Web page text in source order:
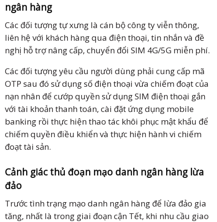
ngân hàng
Các đối tượng tự xưng là cán bộ công ty viễn thông,
liên hệ với khách hàng qua điện thoại, tin nhắn và đề
nghị hỗ trợ nâng cấp, chuyển đổi SIM 4G/5G miễn phí.
Các đối tượng yêu cầu người dùng phải cung cấp mã
OTP sau đó sử dụng số điện thoại vừa chiếm đoạt của
nạn nhân để cướp quyền sử dụng SIM điện thoại gắn
với tài khoản thanh toán, cài đặt ứng dụng mobile
banking rồi thực hiện thao tác khôi phục mật khẩu để
chiếm quyền điều khiển và thực hiện hành vi chiếm
đoạt tài sản.
Cảnh giác thủ đoạn mạo danh ngân hàng lừa
đảo
Trước tình trạng mạo danh ngân hàng để lừa đảo gia
tăng, nhất là trong giai đoạn cận Tết, khi nhu cầu giao